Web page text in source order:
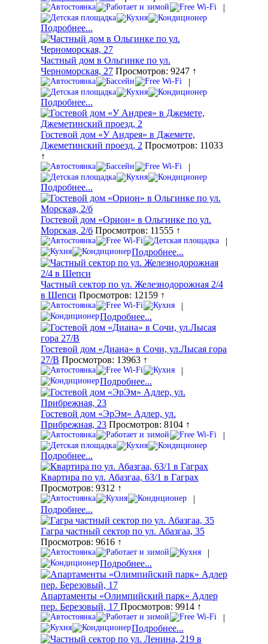
|
Подробнее...
Частный дом в Ольгинке по ул.
Черноморская, 27 Просмотров: 9247 ↑
|
Подробнее...
Гостевой дом «У Андрея» в Джемете,
Джеметинский проезд, 2 Просмотров: 11033
↑
|
Подробнее...
Гостевой дом «Орион» в Ольгинке по ул.
Морская, 2/б Просмотров: 11555 ↑
|
Подробнее...
Частный сектор по ул. Железнодорожная 2/4
в Шепси Просмотров: 12159 ↑
|
Подробнее...
Гостевой дом «Диана» в Сочи, ул.Лысая гора
27/В Просмотров: 13963 ↑
|
Подробнее...
Гостевой дом «ЭрЭм» Адлер, ул.
Прибрежная, 23 Просмотров: 8104 ↑
|
Подробнее...
Квартира по ул. Абазгаа, 63/1 в Гаграх
Просмотров: 9312 ↑
|
Подробнее...
Гагра частный сектор по ул. Абазгаа, 35
Просмотров: 9616 ↑
|
Подробнее...
Апартаменты «Олимпийский парк» Адлер
пер. Березовый, 17 Просмотров: 9914 ↑
|
Подробнее...